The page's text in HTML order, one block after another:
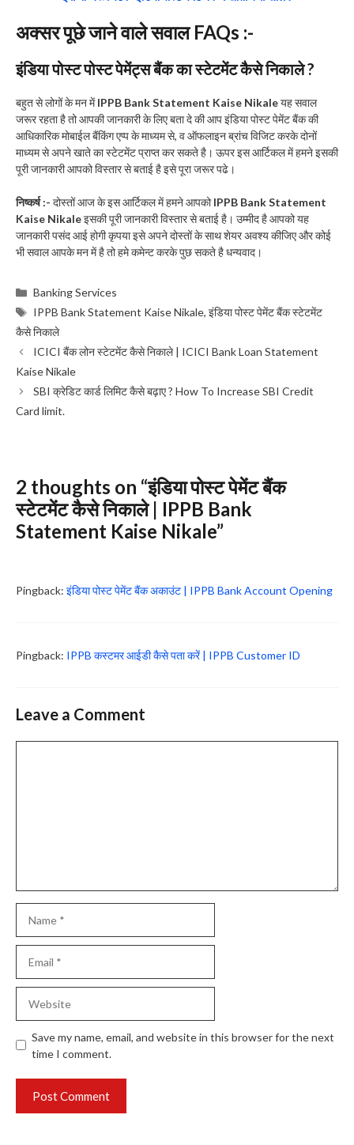
अक्सर पूछे जाने वाले सवाल FAQs :-
इंडिया पोस्ट पोस्ट पेमेंट्स बैंक का स्टेटमेंट कैसे निकाले ?
बहुत से लोगों के मन मेंIPPB Bank Statement Kaise Nikaleयह सवाल
जरूर रहता है तो आपकी जानकारी के लिए बता दे की आप इंडिया पोस्ट पेमेंट बैंक की
आधिकारिक मोबाईल बैंकिंग एप्प के माध्यम से, व ऑफलाइन ब्रांच विजिट करके दोनों
माध्यम से अपने खाते का स्टेटमेंट प्राप्त कर सकते है। ऊपर इस आर्टिकल में हमने इसकी
पूरी जानकारी आपको विस्तार से बताई है इसे पूरा जरूर पढे।
निष्कर्ष :- दोस्तों आज के इस आर्टिकल में हमने आपकोIPPB Bank Statement
Kaise Nikaleइसकी पूरी जानकारी विस्तार से बताई है। उम्मीद है आपको यह
जानकारी पसंद आई होगी कृपया इसे अपने दोस्तों के साथ शेयर अवश्य कीजिए और कोई
भी सवाल आपके मन में है तो हमे कमेन्ट करके पुछ सकते है धन्यवाद।
Categories
Banking Services
Tags
IPPB Bank Statement Kaise Nikale,इंडिया पोस्ट पेमेंट बैंक स्टेटमेंट
कैसे निकाले
ICICI बैंक लोन स्टेटमेंट कैसे निकाले | ICICI Bank Loan Statement
Kaise Nikale
SBI क्रेडिट कार्ड लिमिट कैसे बढ़ाए ? How To Increase SBI Credit
Card limit.
2 thoughts on “इंडिया पोस्ट पेमेंट बैंक
स्टेटमेंट कैसे निकाले | IPPB Bank
Statement Kaise Nikale”
Pingback: इंडिया पोस्ट पेमेंट बैंक अकाउंट | IPPB Bank Account Opening
Pingback: IPPB कस्टमर आईडी कैसे पता करें | IPPB Customer ID
Leave a Comment
Save my name, email, and website in this browser for the next
time I comment.